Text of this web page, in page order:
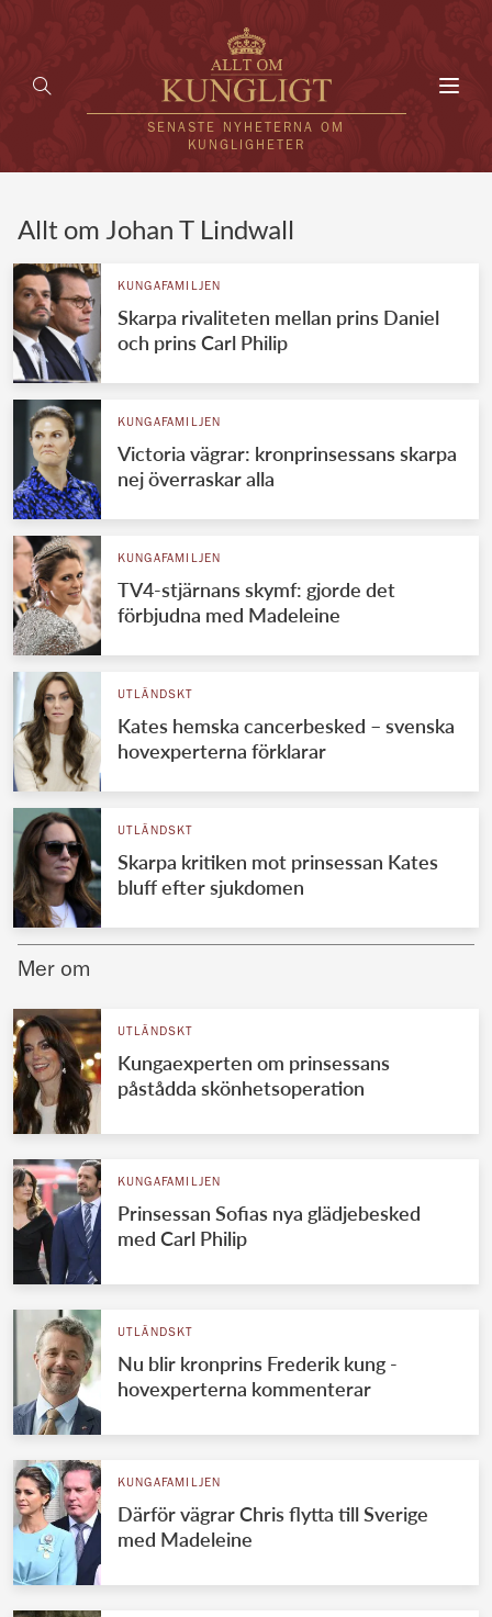
SENASTE NYHETERNA OM
KUNGLIGHETER
UTLÄNDSKT
VÄRLDENS KUNGAHUS
Svenska kungahuset
Brittiska kungahuset
Danska kungahuset
Spanska kungahuset
Jordanska kungahuset
Luxemburgska storhertighuset
Japanska kejsarhuset
Thailändska kungahuset
Marockanska kungahuset
REDAKTION
Allt om Johan T Lindwall
KUNGAFAMILJEN
Skarpa rivaliteten mellan prins Daniel
och prins Carl Philip
KUNGAFAMILJEN
Victoria vägrar: kronprinsessans skarpa
nej överraskar alla
KUNGAFAMILJEN
TV4-stjärnans skymf: gjorde det
förbjudna med Madeleine
UTLÄNDSKT
Kates hemska cancerbesked – svenska
hovexperterna förklarar
UTLÄNDSKT
Skarpa kritiken mot prinsessan Kates
bluff efter sjukdomen
Mer om
UTLÄNDSKT
Kungaexperten om prinsessans
påstådda skönhetsoperation
KUNGAFAMILJEN
Prinsessan Sofias nya glädjebesked
med Carl Philip
UTLÄNDSKT
Nu blir kronprins Frederik kung -
hovexperterna kommenterar
KUNGAFAMILJEN
Därför vägrar Chris flytta till Sverige
med Madeleine